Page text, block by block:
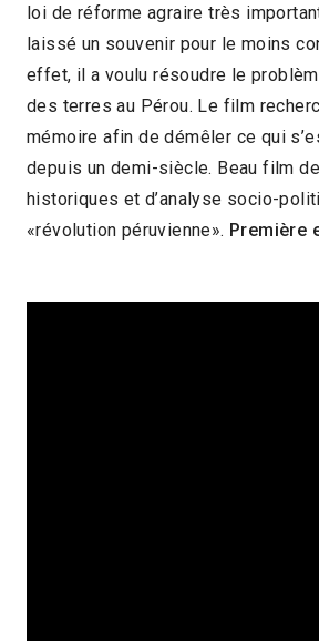
2020 > Cinémas du
loi de réforme agraire très
laissé un souvenir pour le moins
effet, il a voulu résoudre le
des terres au Pérou. Le film
mémoire afin de démêler ce qui
depuis un demi-siècle. Beau film
historiques et d’analyse socio-
«révolution péruvienne». Première